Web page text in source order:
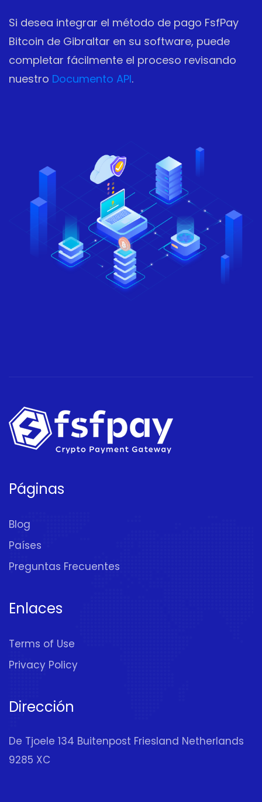
Si desea integrar el método de pago FsfPay
Bitcoin de Gibraltar en su software, puede
completar fácilmente el proceso revisando
nuestro Documento API.
Páginas
Blog
Países
Preguntas Frecuentes
Enlaces
Terms of Use
Privacy Policy
Dirección
De Tjoele 134 Buitenpost Friesland Netherlands
9285 XC